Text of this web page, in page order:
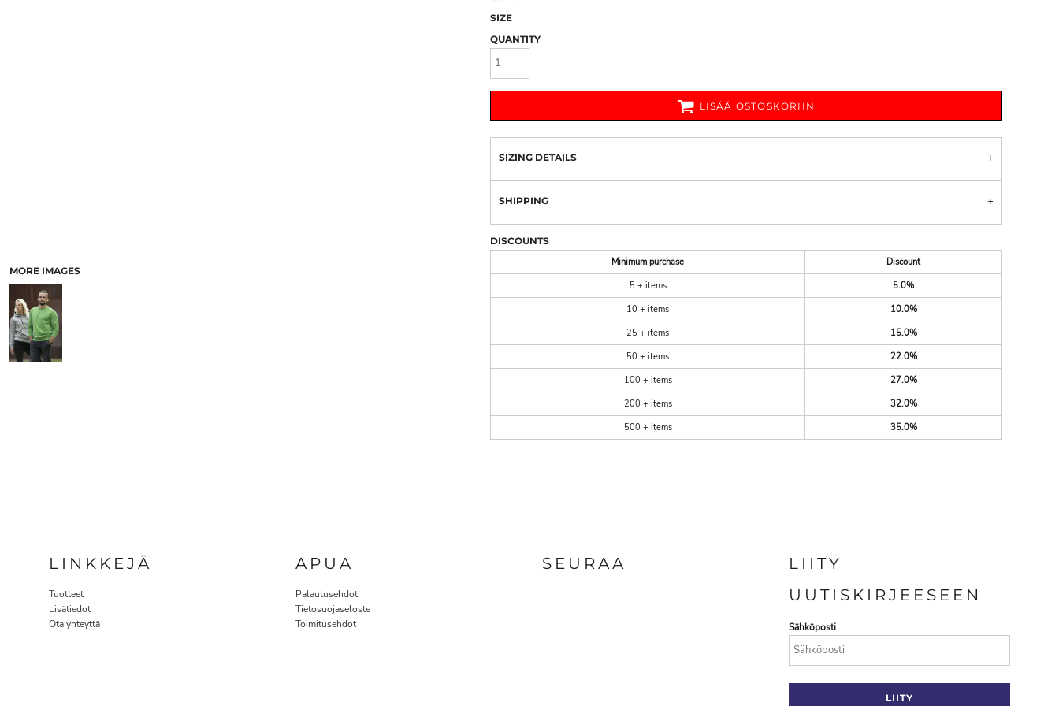
MORE IMAGES
SIZE
QUANTITY
LISÄÄ OSTOSKORIIN
SIZING DETAILS
SHIPPING
DISCOUNTS
Minimum purchase
Discount
5 + items
5.0%
10 + items
10.0%
25 + items
15.0%
50 + items
22.0%
100 + items
27.0%
200 + items
32.0%
500 + items
35.0%
LINKKEJÄ
Tuotteet
Lisätiedot
Ota yhteyttä
APUA
Palautusehdot
Tietosuojaseloste
Toimitusehdot
SEURAA
LIITY
UUTISKIRJEESEEN
Sähköposti
LIITY